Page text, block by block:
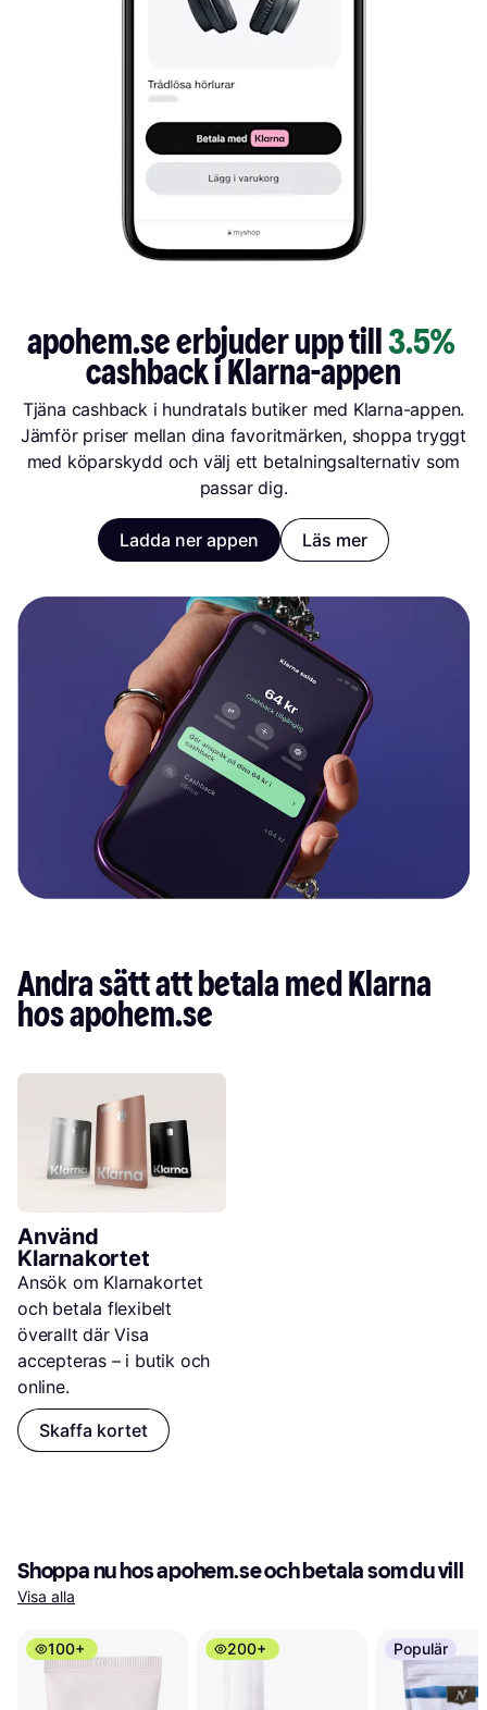
apohem.se erbjuder upp till 3.5%
cashback i Klarna-appen
Tjäna cashback i hundratals butiker med Klarna-appen.
Jämför priser mellan dina favoritmärken, shoppa tryggt
med köparskydd och välj ett betalningsalternativ som
passar dig.
Ladda ner appen Läs mer
Andra sätt att betala med Klarna
hos apohem.se
Använd
Klarnakortet
Ansök om Klarnakortet
och betala flexibelt
överallt där Visa
accepteras – i butik och
online.
Skaffa kortet
Shoppa nu hos apohem.se och betala som du vill
Visa alla
100+ 200+ Populär